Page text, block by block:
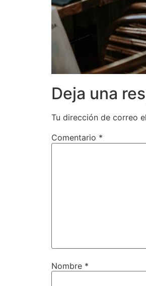
Deja una
Tu dirección de correo
Comentario *
Nombre *